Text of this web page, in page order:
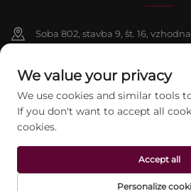
Soba 802, stavba 9, št. 16,
+86-13911459627
[email protected]
Avtorske pravice © 2026 beijing
pravice pridržane. Pravilnik o zasebnosti
We value your privacy
We use cookies and similar tools
If you don't want to accept all
cookies.
Personalize
Accept all